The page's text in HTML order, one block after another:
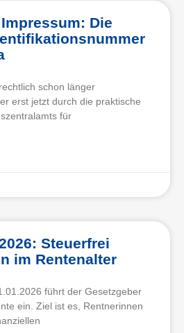
Die
schon länger
erst jetzt durch die praktische
für
Steuerfrei
im Rentenalter
führt der Gesetzgeber
ein. Ziel ist es, Rentnerinnen